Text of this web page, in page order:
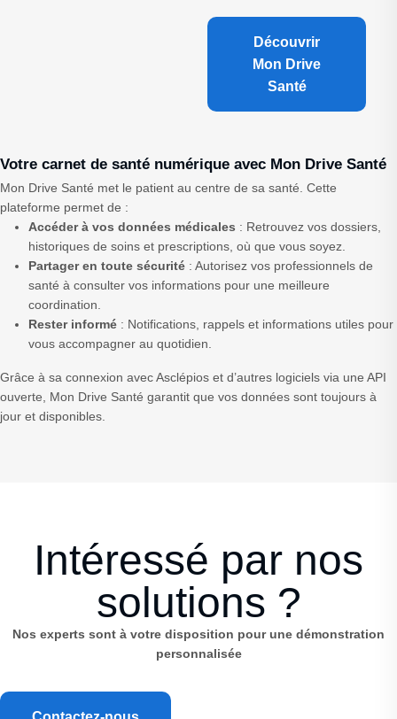
Découvrir
Mon Drive
Santé
Votre carnet de santé numérique avec Mon Drive Santé
Mon Drive Santé met le patient au centre de sa santé. Cette
plateforme permet de :
Accéder à vos données médicales : Retrouvez vos dossiers,
historiques de soins et prescriptions, où que vous soyez.
Partager en toute sécurité : Autorisez vos professionnels de
santé à consulter vos informations pour une meilleure
coordination.
Rester informé : Notifications, rappels et informations utiles pour
vous accompagner au quotidien.
Grâce à sa connexion avec Asclépios et d’autres logiciels via une API
ouverte, Mon Drive Santé garantit que vos données sont toujours à
jour et disponibles.
Intéressé par nos
solutions ?
Nos experts sont à votre disposition pour une démonstration
personnalisée